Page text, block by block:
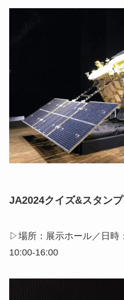
JA2024クイズ&スタン
▷場所：展示ホール／日時
10:00-16:00